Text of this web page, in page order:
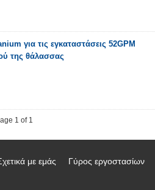
για τις εγκαταστάσεις 52GPM
της θάλασσας
1 of 1
Γύρος εργοστασίων
με εμάς